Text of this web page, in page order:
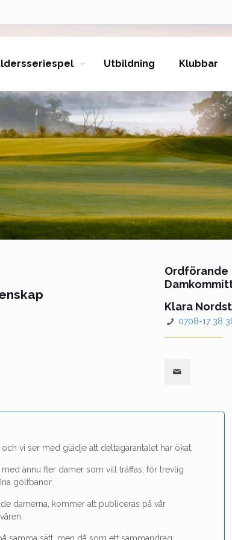
Utbildning Klubbar
Ordförande
Klara
0708-17 38
vi ser med glädje att deltagarantalet har ökat.
ännu fler damer som vill träffas, för trevlig
golfbanor.
damerna, kommer att publiceras på vår